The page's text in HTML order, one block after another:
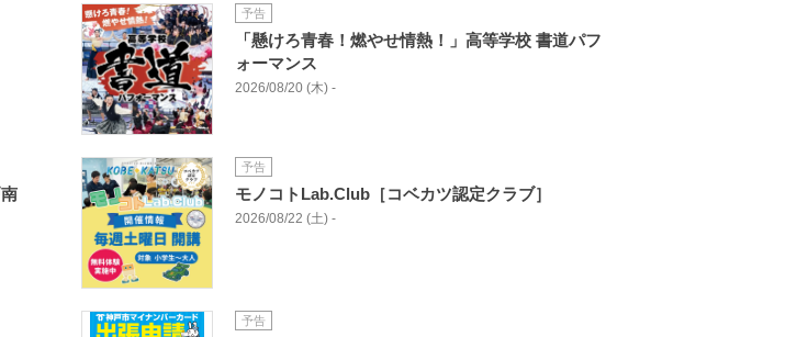
予告
「懸けろ青春！燃やせ情熱！」高等学校 書道パフ
ォーマンス
2026/08/20 (木) -
予告
モノコトLab.Club［コベカツ認定クラブ］
2026/08/22 (土) -
予告